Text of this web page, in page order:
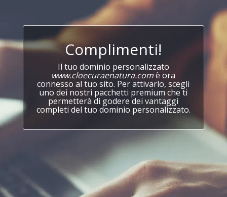
Complimenti!
Il tuo dominio personalizzato
www.cloecuraenatura.comè ora
connesso al tuo sito. Per attivarlo, scegli
uno dei nostri pacchetti premium che ti
permetterà di godere dei vantaggi
completi del tuo dominio personalizzato.